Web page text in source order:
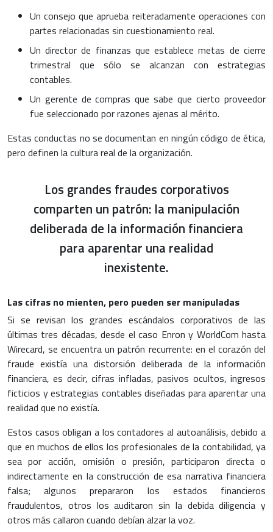
Un consejo que aprueba reiteradamente operaciones con
partes relacionadas sin cuestionamiento real.
Un director de finanzas que establece metas de cierre
trimestral que sólo se alcanzan con estrategias
contables.
Un gerente de compras que sabe que cierto proveedor
fue seleccionado por razones ajenas al mérito.
Estas conductas no se documentan en ningún código de ética,
pero definen la cultura real de la organización.
Los grandes fraudes corporativos
comparten un patrón: la manipulación
deliberada de la información financiera
para aparentar una realidad
inexistente.
Las cifras no mienten, pero pueden ser manipuladas
Si se revisan los grandes escándalos corporativos de las
últimas tres décadas, desde el caso Enron y WorldCom hasta
Wirecard, se encuentra un patrón recurrente: en el corazón del
fraude existía una distorsión deliberada de la información
financiera, es decir, cifras infladas, pasivos ocultos, ingresos
ficticios y estrategias contables diseñadas para aparentar una
realidad que no existía.
Estos casos obligan a los contadores al autoanálisis, debido a
que en muchos de ellos los profesionales de la contabilidad, ya
sea por acción, omisión o presión, participaron directa o
indirectamente en la construcción de esa narrativa financiera
falsa; algunos prepararon los estados financieros
fraudulentos, otros los auditaron sin la debida diligencia y
otros más callaron cuando debían alzar la voz.